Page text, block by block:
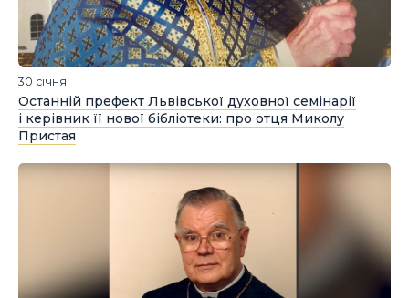
30 січня
Останній префект Львівської духовної семінарії
і керівник її нової бібліотеки: про отця Миколу
Пристая